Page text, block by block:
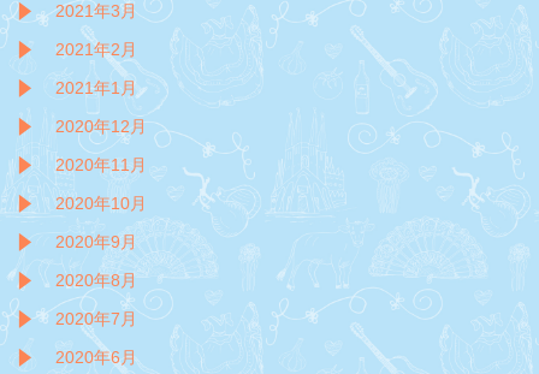
2021年3月
2021年2月
2021年1月
2020年12月
2020年11月
2020年10月
2020年9月
2020年8月
2020年7月
2020年6月